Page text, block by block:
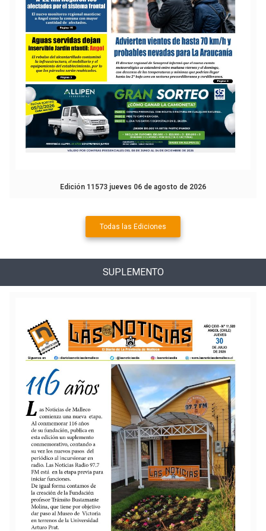
Edición 11573 jueves 06 de agosto de 2026
Todas las Ediciones
SUPLEMENTO